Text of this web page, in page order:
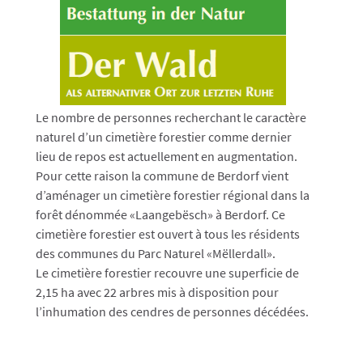
Le nombre de personnes recherchant le caractère
naturel d’un cimetière forestier comme dernier
lieu de repos est actuellement en augmentation.
Pour cette raison la commune de Berdorf vient
d’aménager un cimetière forestier régional dans la
forêt dénommée «Laangebësch» à Berdorf. Ce
cimetière forestier est ouvert à tous les résidents
des communes du Parc Naturel «Mëllerdall».
Le cimetière forestier recouvre une superficie de
2,15 ha avec 22 arbres mis à disposition pour
l’inhumation des cendres de personnes décédées.